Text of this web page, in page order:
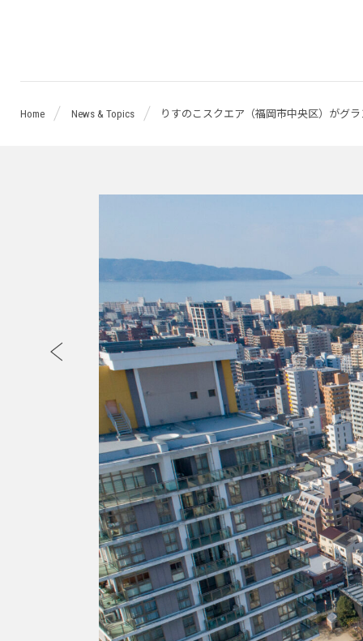
十
Home News & Topics りすのこスクエア（福岡市中央区）がグラ